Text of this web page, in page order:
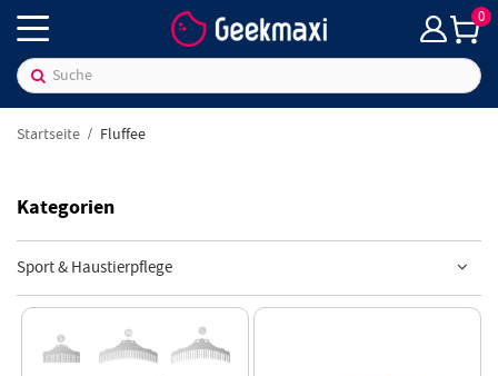
0
Startseite Fluffee
Kategorien
Sport & Haustierpflege